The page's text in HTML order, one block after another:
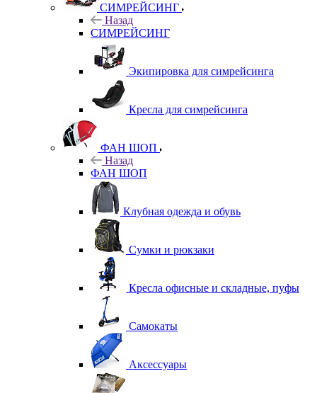
СИМРЕЙСИНГ
Назад
СИМРЕЙСИНГ
Экипировка для симрейсинга
Кресла для симрейсинга
ФАН ШОП
Назад
ФАН ШОП
Клубная одежда и обувь
Сумки и рюкзаки
Кресла офисные и складные, пуфы
Самокаты
Аксессуары